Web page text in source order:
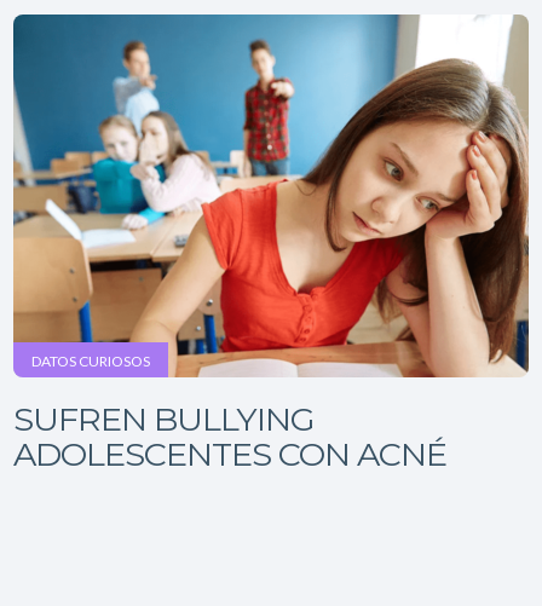
DATOS CURIOSOS
SUFREN BULLYING
ADOLESCENTES CON ACNÉ